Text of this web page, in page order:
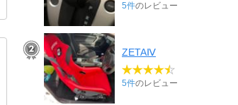
5件のレビュー
ZETAⅣ
5件のレビュー